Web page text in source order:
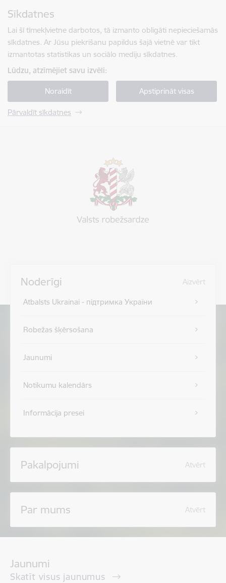
Sīkdatnes
Lai šī tīmekļvietne darbotos, tā izmanto obligāti nepieciešamās
sīkdatnes. Ar Jūsu piekrišanu papildus šajā vietnē var tikt
izmantotas statistikas un sociālo mediju sīkdatnes.
Lūdzu, atzīmējiet savu izvēli:
Noraidīt Apstiprināt visas
Pārvaldīt sīkdatnes
Noderīgi Aizvērt
Atbalsts Ukrainai - підтримка України
Robežas šķērsošana
Jaunumi
Notikumu kalendārs
Informācija presei
Pakalpojumi Atvērt
Par mums Atvērt
Jaunumi
Skatīt visus jaunumus